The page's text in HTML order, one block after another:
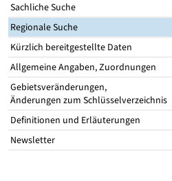
Sachliche Suche
Regionale Suche
Kürzlich bereitgestellte Daten
Allgemeine Angaben, Zuordnungen
Gebietsveränderungen,
Änderungen zum Schlüsselverzeichnis
Definitionen und Erläuterungen
Newsletter